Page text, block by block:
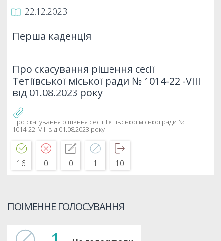
22.12.2023
Перша каденція
Про скасування рішення сесії
Тетіївської міської ради № 1014-22 -VIIІ
від 01.08.2023 року
Про скасування рішення сесії Тетіївської міської ради №
1014-22 -VIIІ від 01.08.2023 року
16 0 0 1 10
ПОІМЕННЕ ГОЛОСУВАННЯ